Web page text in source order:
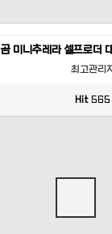
곰 미니추레라 셀프로더
최고관리
Hit 565